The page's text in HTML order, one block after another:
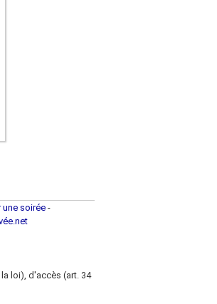
une soirée -
loi), d'accès (art. 34